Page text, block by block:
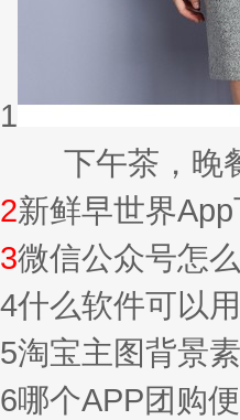
1
下午茶，晚餐
2新鲜早世界
3微信公众号怎
4什么软件可以
5淘宝主图背景
6哪个APP团购